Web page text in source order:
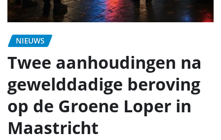
NIEUWS
Twee aanhoudingen na
gewelddadige beroving
op de Groene Loper in
Maastricht